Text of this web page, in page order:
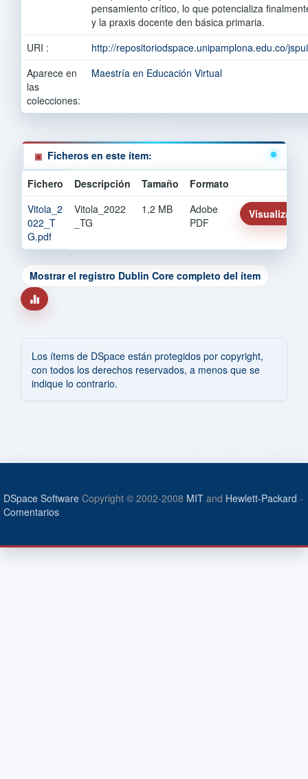
pensamiento crítico, lo que potencializa
y la praxis docente den básica primaria.
URI :
http://repositoriodspace.unipamplona.edu.co/
Aparece en
las
colecciones:
Maestría en Educación Virtual
Ficheros en este ítem:
Fichero Descripción Tamaño
Formato
Vitola_2
022_T
G.pdf
Vitola_2022
_TG
1,2 MB
Adobe
PDF
Visualizar/
Mostrar el registro Dublin Core completo del ítem
Los ítems de DSpace están protegidos por copyright,
con todos los derechos reservados, a menos que se
indique lo contrario.
DSpace Software Copyright © 2002-2008 MIT and Hewlett-Packard -
Comentarios